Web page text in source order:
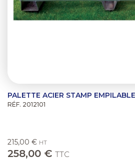
PALETTE ACIER STAMP EMPILABLE
RÉF. 2012101
215,00 € HT
258,00 € TTC